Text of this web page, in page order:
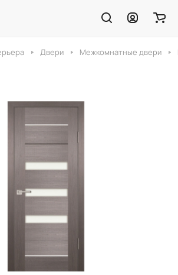
Двери Межкомнатные двери